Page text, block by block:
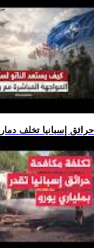
.. حرائق إسبانيا تخلف